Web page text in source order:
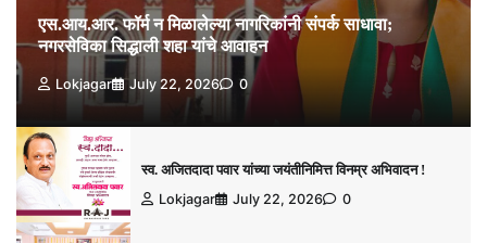
एस.आय.आर. फॉर्म न मिळालेल्या नागरिकांनी संपर्क साधावा;
नगरसेविका सिद्धाली शहा यांचे आवाहन
Lokjagar July 22, 2026 0
स्व. अजितदादा पवार यांच्या जयंतीनिमित्त विनम्र अभिवादन !
Lokjagar
July 22, 2026 0